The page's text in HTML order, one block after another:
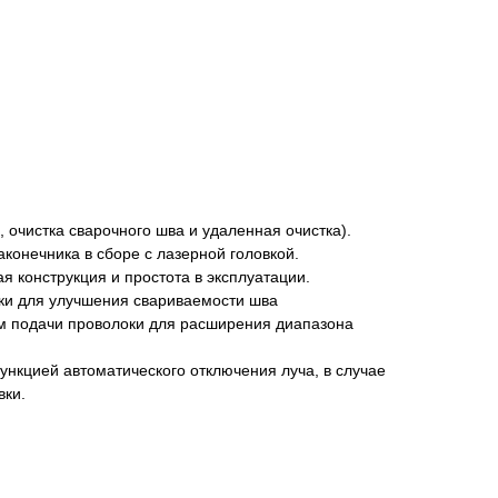
сварочного шва и удаленная очистка).
в сборе с лазерной головкой.
конструкция и простота в эксплуатации.
для улучшения свариваемости шва
подачи проволоки для расширения диапазона
автоматического отключения луча, в случае